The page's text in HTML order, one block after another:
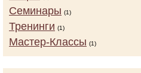
Семинары (1)
Тренинги (1)
Мастер-Классы (1)